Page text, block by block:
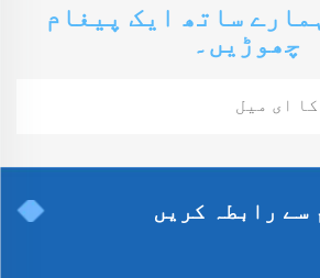
ساتھ ایک پیغام
چھوڑیں۔
سے رابطہ کریں